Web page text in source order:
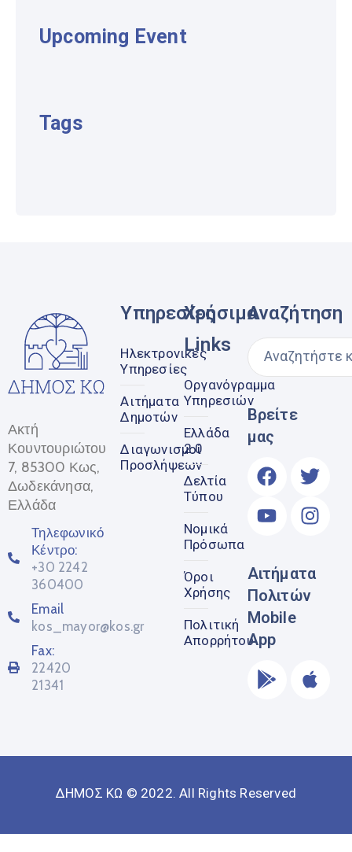
Upcoming Event
Tags
Ακτή
Κουντουριώτου
7, 85300 Κως,
Δωδεκάνησα,
Ελλάδα
Τηλεφωνικό
Κέντρο:
+30 2242
360400
Email
kos_mayor@kos.gr
Fax:
22420
21341
Υπηρεσίες
Ηλεκτρονικές
Υπηρεσίες
Αιτήματα
Δημοτών
Διαγωνισμοί
Προσλήψεων
Χρήσιμα
Links
Οργανόγραμμα
Υπηρεσιών
Ελλάδα
2.0
Δελτία
Τύπου
Νομικά
Πρόσωπα
Όροι
Χρήσης
Πολιτική
Απορρήτου
Αναζήτηση
Βρείτε
μας
Αιτήματα
Πολιτών
Mobile
App
ΔΗΜΟΣ ΚΩ © 2022. All Rights Reserved